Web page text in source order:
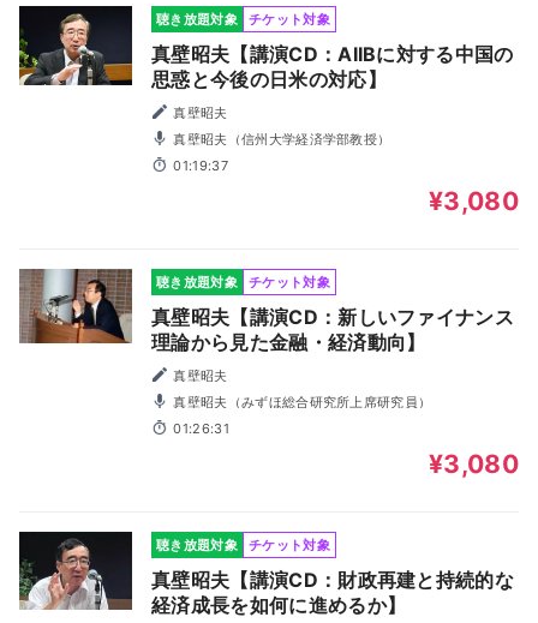
聴き放題対象 チケット対象
真壁昭夫【講演CD：AIIBに対する中国の
思惑と今後の日米の対応】
真壁昭夫
真壁昭夫（信州大学経済学部教授）
01:19:37
¥3,080
聴き放題対象 チケット対象
真壁昭夫【講演CD：新しいファイナンス
理論から見た金融・経済動向】
真壁昭夫
真壁昭夫（みずほ総合研究所上席研究員）
01:26:31
¥3,080
聴き放題対象 チケット対象
真壁昭夫【講演CD：財政再建と持続的な
経済成長を如何に進めるか】